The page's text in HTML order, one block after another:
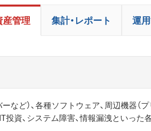
産管理 集計・レポート 運
など）、各種ソフトウェア、周辺機器
投資、システム障害、情報漏洩といった